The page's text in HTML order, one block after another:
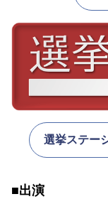
選挙ステー
■出演